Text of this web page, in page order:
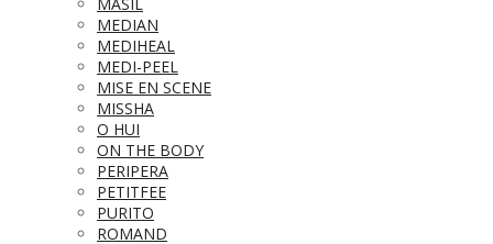
MEDIAN
MEDIHEAL
MEDI-PEEL
MISE EN SCENE
MISSHA
O HUI
ON THE BODY
PERIPERA
PETITFEE
PURITO
ROMAND